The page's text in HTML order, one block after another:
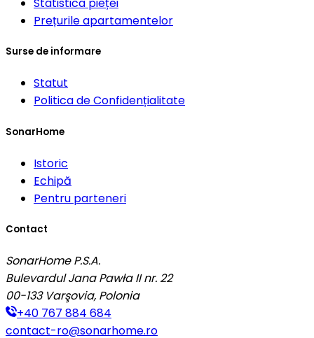
Prețurile apartamentelor
Surse de informare
Statut
Politica de Confidențialitate
SonarHome
Istoric
Echipă
Pentru parteneri
Contact
SonarHome P.S.A.
Bulevardul Jana Pawła II nr. 22
00-133 Varşovia, Polonia
+40 767 884 684
contact-ro@sonarhome.ro